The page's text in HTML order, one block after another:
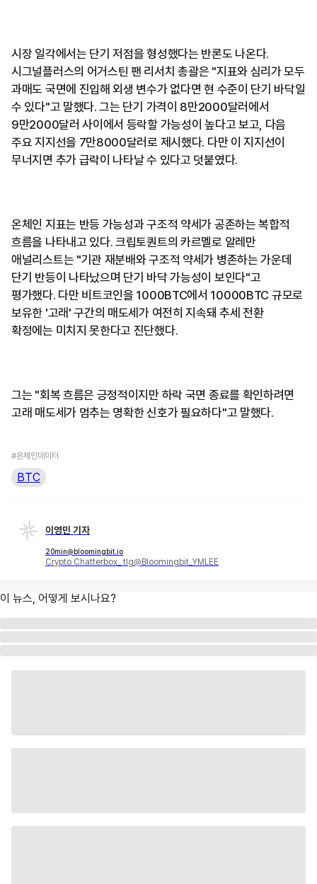
시장 일각에서는 단기 저점을 형성했다는 반론도 나온다.
시그널플러스의 어거스틴 팬 리서치 총괄은 "지표와 심리가 모두
과매도 국면에 진입해 외생 변수가 없다면 현 수준이 단기 바닥일
수 있다"고 말했다. 그는 단기 가격이 8만2000달러에서
9만2000달러 사이에서 등락할 가능성이 높다고 보고, 다음
주요 지지선을 7만8000달러로 제시했다. 다만 이 지지선이
무너지면 추가 급락이 나타날 수 있다고 덧붙였다.
온체인 지표는 반등 가능성과 구조적 약세가 공존하는 복합적
흐름을 나타내고 있다. 크립토퀀트의 카르멜로 알레만
애널리스트는 "기관 재분배와 구조적 약세가 병존하는 가운데
단기 반등이 나타났으며 단기 바닥 가능성이 보인다"고
평가했다. 다만 비트코인을 1000BTC에서 10000BTC 규모로
보유한 '고래' 구간의 매도세가 여전히 지속돼 추세 전환
확정에는 미치지 못한다고 진단했다.
그는 "회복 흐름은 긍정적이지만 하락 국면 종료를 확인하려면
고래 매도세가 멈추는 명확한 신호가 필요하다"고 말했다.
#온체인데이터
BTC
이영민 기자
20min@bloomingbit.io
Crypto Chatterbox_ tlg@Bloomingbit_YMLEE
이 뉴스, 어떻게 보시나요?